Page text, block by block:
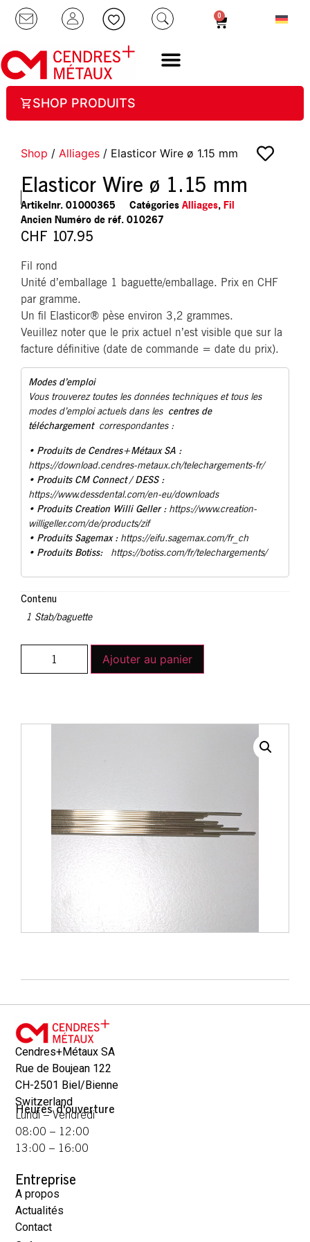
0
SHOP PRODUITS
Shop / Alliages / Elasticor Wire ø 1.15 mm
Elasticor Wire ø 1.15 mm
Artikelnr. 01000365 Catégories Alliages, Fil
010267
CHF 107.95
Fil rond
Unité d’emballage 1 baguette/emballage. Prix en CHF
par gramme.
Un fil Elasticor® pèse environ 3,2 grammes.
Veuillez noter que le prix actuel n’est visible que sur la
facture définitive (date de commande = date du prix).
Modes d’emploi
Vous trouverez toutes les données techniques et tous les
modes d’emploi actuels dans les centres de
téléchargementcorrespondantes :
• Produits de Cendres+Métaux SA :
https://download.cendres-metaux.ch/telechargements-fr/
• Produits CM Connect / DESS :
https://www.dessdental.com/en-eu/downloads
• Produits Creation Willi Geller : https://www.creation-
willigeller.com/de/products/zif
• Produits Sagemax : https://eifu.sagemax.com/fr_ch
• Produits Botiss: https://botiss.com/fr/telechargements/
Contenu
1 Stab/baguette
Ajouter au panier
Cendres+Métaux SA
Rue de Boujean 122
CH-2501 Biel/Bienne
Switzerland
Heures d'ouverture
Lundi – Vendredi
08:00 – 12:00
13:00 – 16:00
Entreprise
A propos
Actualités
Contact